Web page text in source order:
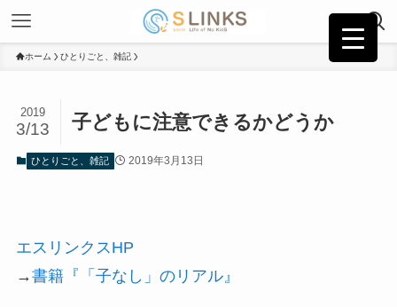
ホーム ひとりごと、雑記
子どもに注意できるかどうか
2019
3/13
ひとりごと、雑記 2019年3月13日
エスリンクスHP
→書籍『「子なし」のリアル』